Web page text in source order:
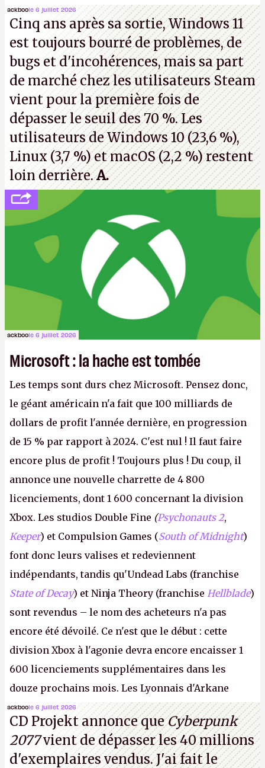
Microsoft, mais le syndicat des employés confirme
de nombreux licenciements.A.
ackboole 6 juillet 2026
Cinq ans après sa sortie, Windows 11
est toujours bourré de problèmes, de
bugs et d'incohérences, mais sa part
de marché chez les utilisateurs Steam
vient pour la première fois de
dépasser le seuil des 70 %. Les
utilisateurs de Windows 10 (23,6 %),
Linux (3,7 %) et macOS (2,2 %) restent
loin derrière.A.
ackboole 6 juillet 2026
Microsoft : la hache est tombée
Les temps sont durs chez Microsoft. Pensez donc,
le géant américain n'a fait que 100 milliards de
dollars de profit l'année dernière, en progression
de 15 % par rapport à 2024. C'est nul ! Il faut faire
encore plus de profit ! Toujours plus ! Du coup, il
annonce une nouvelle charrette de 4 800
licenciements, dont 1 600 concernant la division
Xbox. Les studios Double Fine (Psychonauts 2,
Keeper) et Compulsion Games (South of Midnight)
font donc leurs valises et redeviennent
indépendants, tandis qu'Undead Labs (franchise
State of Decay) et Ninja Theory (franchise Hellblade)
sont revendus – le nom des acheteurs n'a pas
encore été dévoilé. Ce n'est que le début : cette
division Xbox à l'agonie devra encore encaisser 1
600 licenciements supplémentaires dans les
douze prochains mois. Les Lyonnais d'Arkane
(Dishonored, Deathloop) pourraient faire partie des
prochaines victimes, puisque Microsoft a confirmé
vouloir se séparer du studio.A.
ackboole 6 juillet 2026
CD Projekt annonce queCyberpunk
2077vient de dépasser les 40 millions
d'exemplaires vendus. J'ai fait le